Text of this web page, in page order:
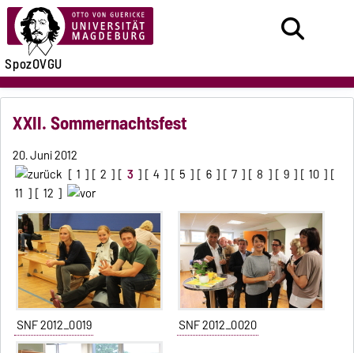
SpozOVGU
XXII. Sommernachtsfest
20. Juni 2012
[ 1 ] [ 2 ] [ 3 ] [ 4 ] [ 5 ] [ 6 ] [ 7 ] [ 8 ] [ 9 ] [ 10 ] [
11 ] [ 12 ]
SNF 2012_0019 SNF 2012_0020